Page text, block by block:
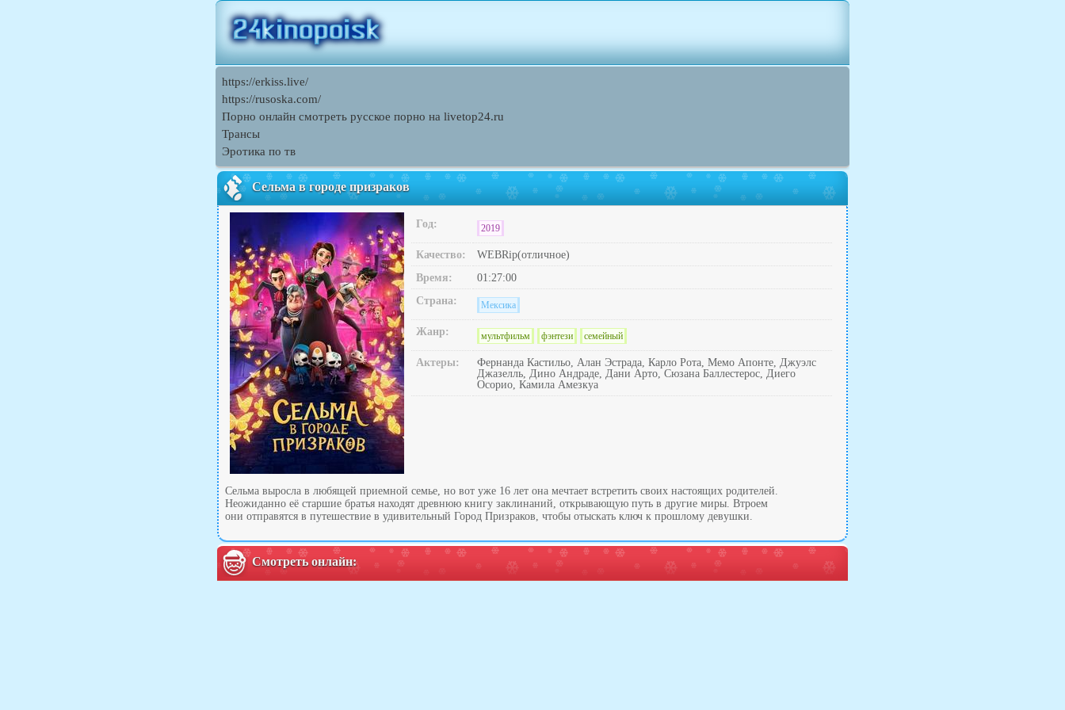
https://erkiss.live/
https://rusoska.com/
Порно онлайн смотреть русское порно на livetop24.ru
Трансы
Эротика по тв
Сельма в городе призраков
Год: 2019
Качество:
WEBRip(отличное)
Время:
01:27:00
Страна:
Мексика
Жанр: мультфильм фэнтези семейный
Актеры:
Фернанда Кастильо, Алан Эстрада, Карло Рота, Мемо Апонте, Джуэлс
Джазелль, Дино Андраде, Дани Арто, Сюзана Баллестерос, Диего
Осорио, Камила Амезкуа
Сельма выросла в любящей приемной семье, но вот уже 16 лет она мечтает встретить своих настоящих родителей.
Неожиданно её старшие братья находят древнюю книгу заклинаний, открывающую путь в другие миры. Втроем
они отправятся в путешествие в удивительный Город Призраков, чтобы отыскать ключ к прошлому девушки.
Смотреть онлайн: